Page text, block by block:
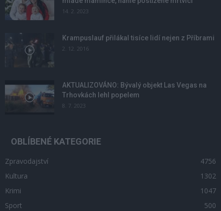
14. 2. 2023
Krampuslauf přilákal tisíce lidí nejen z Příbrami
2. 12. 2016
AKTUALIZOVÁNO: Bývalý objekt Las Vegas na
Trhovkách lehl popelem
8. 7. 2023
OBLÍBENÉ KATEGORIE
Zpravodajství
4756
Kultura
1302
Krimi
1047
Sport
500